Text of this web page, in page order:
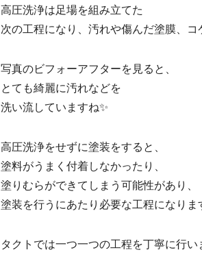
高圧洗浄は足場を組み立てた
次の工程になり、汚れや傷んだ塗膜、
写真のビフォーアフターを見ると、
とても綺麗に汚れなどを
洗い流していますね✨
高圧洗浄をせずに塗装をすると、
塗料がうまく付着しなかったり、
塗りむらができてしまう可能性があり、
塗装を行うにあたり必要な工程になりま
タクトでは一つ一つの工程を丁寧に行い